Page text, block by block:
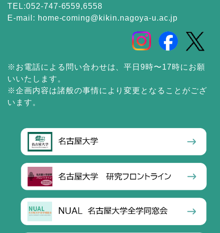
TEL:052-747-6559,6558
E-mail: home-coming@kikin.nagoya-u.ac.jp
※お電話による問い合わせは、平日9時〜17時にお願
いいたします。
※企画内容は諸般の事情により変更となることがござ
います。